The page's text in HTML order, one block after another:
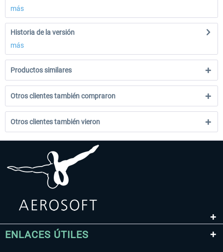
más
Historia de la versión
más
Productos similares
Otros clientes también compraron
Otros clientes también vieron
ENLACES ÚTILES